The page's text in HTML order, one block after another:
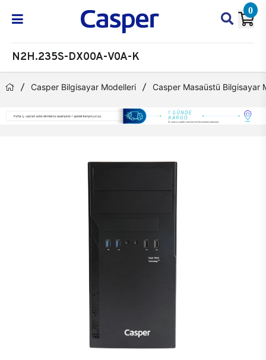
0
N2H.235S-DX00A-V0A-K
Casper Bilgisayar Modelleri Casper Masaüstü Bilgisayar